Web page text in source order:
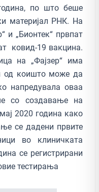
по што беше
материјал РНК. На
и „Бионтек“ првпат
ковид-19 вакцина.
на „Фајзер“ има
од коишто може да
напредувала оваа
со создавање на
2020 година како
се дадени првите
во клиничката
се регистрирани
тестирања